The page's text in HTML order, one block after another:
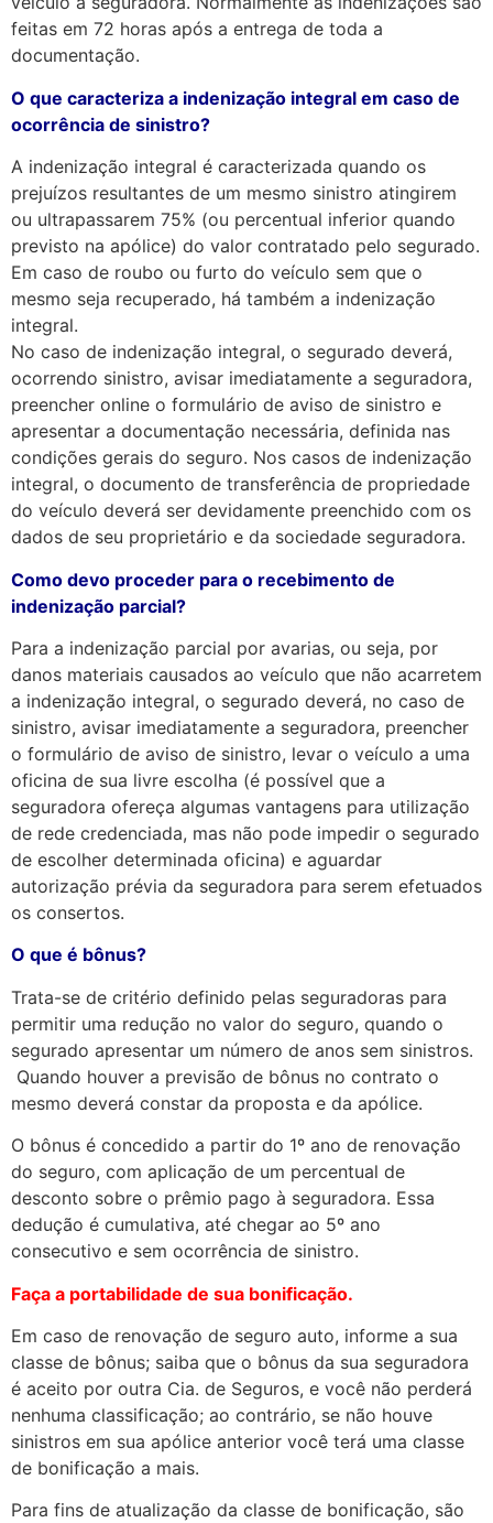
feitas em 72 horas após a entrega de toda a
documentação.
O que caracteriza a indenização integral em caso de
ocorrência de sinistro?
A indenização integral é caracterizada quando os
prejuízos resultantes de um mesmo sinistro atingirem
ou ultrapassarem 75% (ou percentual inferior quando
previsto na apólice) do valor contratado pelo segurado.
Em caso de roubo ou furto do veículo sem que o
mesmo seja recuperado, há também a indenização
integral.
No caso de indenização integral, o segurado deverá,
ocorrendo sinistro, avisar imediatamente a seguradora,
preencher online o formulário de aviso de sinistro e
apresentar a documentação necessária, definida nas
condições gerais do seguro. Nos casos de indenização
integral, o documento de transferência de propriedade
do veículo deverá ser devidamente preenchido com os
dados de seu proprietário e da sociedade seguradora.
Como devo proceder para o recebimento de
indenização parcial?
Para a indenização parcial por avarias, ou seja, por
danos materiais causados ao veículo que não acarretem
a indenização integral, o segurado deverá, no caso de
sinistro, avisar imediatamente a seguradora, preencher
o formulário de aviso de sinistro, levar o veículo a uma
oficina de sua livre escolha (é possível que a
seguradora ofereça algumas vantagens para utilização
de rede credenciada, mas não pode impedir o segurado
de escolher determinada oficina) e aguardar
autorização prévia da seguradora para serem efetuados
os consertos.
O que é bônus?
Trata-se de critério definido pelas seguradoras para
permitir uma redução no valor do seguro, quando o
segurado apresentar um número de anos sem sinistros.
Quando houver a previsão de bônus no contrato o
mesmo deverá constar da proposta e da apólice.
O bônus é concedido a partir do 1º ano de renovação
do seguro, com aplicação de um percentual de
desconto sobre o prêmio pago à seguradora. Essa
dedução é cumulativa, até chegar ao 5º ano
consecutivo e sem ocorrência de sinistro.
Faça a portabilidade de sua bonificação.
Em caso de renovação de seguro auto, informe a sua
classe de bônus; saiba que o bônus da sua seguradora
é aceito por outra Cia. de Seguros, e você não perderá
nenhuma classificação; ao contrário, se não houve
sinistros em sua apólice anterior você terá uma classe
de bonificação a mais.
Para fins de atualização da classe de bonificação, são